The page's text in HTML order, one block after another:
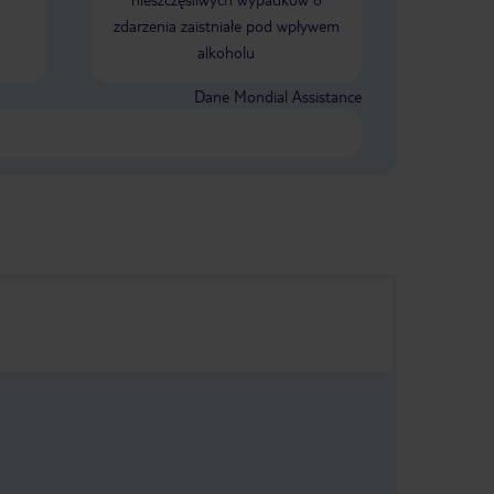
zastaniecie taki widok jak na foto.
zdarzenia zaistniałe pod wpływem
alkoholu
Dane Mondial Assistance